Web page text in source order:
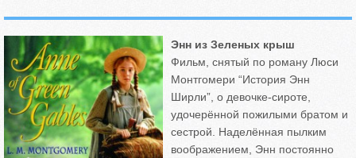
Энн из Зеленых крыш
Фильм, снятый по роману Люси
Монтгомери “История Энн
Ширли”, о девочке-сироте,
удочерённой пожилыми братом и
сестрой. Наделённая пылким
воображением, Энн постоянно